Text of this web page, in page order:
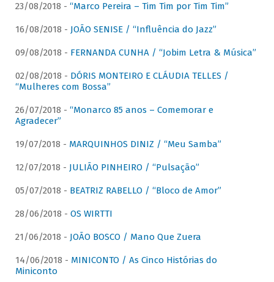
23/08/2018 - “Marco Pereira – Tim Tim por Tim Tim”
16/08/2018 - JOÃO SENISE / “Influência do Jazz”
09/08/2018 - FERNANDA CUNHA / “Jobim Letra & Música”
02/08/2018 - DÓRIS MONTEIRO E CLÁUDIA TELLES /
“Mulheres com Bossa”
26/07/2018 - “Monarco 85 anos – Comemorar e
Agradecer”
19/07/2018 - MARQUINHOS DINIZ / “Meu Samba”
12/07/2018 - JULIÃO PINHEIRO / “Pulsação”
05/07/2018 - BEATRIZ RABELLO / “Bloco de Amor”
28/06/2018 - OS WIRTTI
21/06/2018 - JOÃO BOSCO / Mano Que Zuera
14/06/2018 - MINICONTO / As Cinco Histórias do
Miniconto